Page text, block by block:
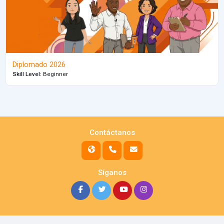
Diplomado 2026
Skill Level: Beginner
Contáctanos
Síganos